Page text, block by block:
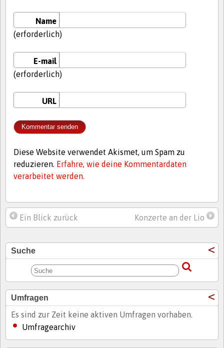
Name
(erforderlich)
E-mail
(erforderlich)
URL
Diese Website verwendet Akismet, um Spam zu
reduzieren. Erfahre, wie deine Kommentardaten
verarbeitet werden.
Ein Blick zurück Konzerte an der Lio
Suche
Umfragen
Es sind zur Zeit keine aktiven Umfragen vorhaben.
Umfragearchiv